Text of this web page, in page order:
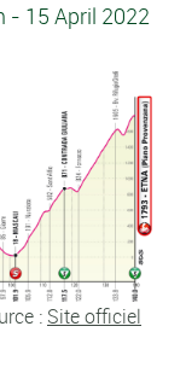
- 15 April 2022
: Site officiel